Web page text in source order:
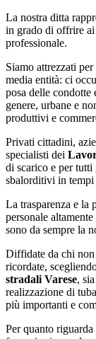
La nostra ditta
in grado di offrire
professionale.
Siamo attrezzati
media entità: ci
posa delle condotte
genere, urbane e
produttivi e
Privati cittadini,
specialisti dei
di scarico e per
sbalorditivi in tempi
La trasparenza e la
personale
sono da sempre la
Diffidate da chi
ricordate,
stradali Varese,
realizzazione di
più importanti e
Per quanto